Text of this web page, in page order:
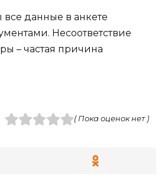
все данные в анкете
Несоответствие
– частая причина
( Пока оценок нет )